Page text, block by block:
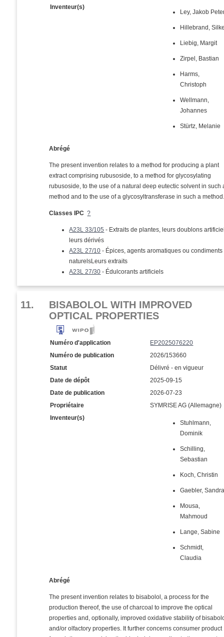
Inventeur(s)
Ley, Jakob
Hillebrand,
Liebig, Margit
Zirpel, Bastian
Harms,
Christoph
Wellmann,
Johannes
Stürtz, Melanie
Abrégé
The present invention relates to a method for producing a plant
extract comprising rubusoside, to a method for glycosylating
rubusoside, to the use of a natural deep eutectic solvent in such
method and to the use of a glycosyltransferase in such a
Classes IPC ?
A23L 33/105 - Extraits de plantes, leurs doublons
leurs dérivés
A23L 27/10 - Épices, agents aromatiques ou condiments
naturelsLeurs extraits
A23L 27/30 - Édulcorants artificiels
11.
BISABOLOL WITH IMPROVED
OPTICAL PROPERTIES
Numéro d'application
EP2025076220
Numéro de publication
2026/153660
Statut
Délivré - en vigueur
Date de dépôt
2025-09-15
Date de publication
2026-07-23
Propriétaire
SYMRISE AG (Allemagne)
Inventeur(s)
Stuhlmann,
Dominik
Schilling,
Sebastian
Koch, Christin
Gaebler,
Mousa,
Mahmoud
Lange, Sabine
Schmidt,
Claudia
Abrégé
The present invention relates to bisabolol, a process for the
production thereof, the use of charcoal to improve the optical
properties and, optionally, improved oxidative stability of
and/or olfactory properties. It further concerns consumer product